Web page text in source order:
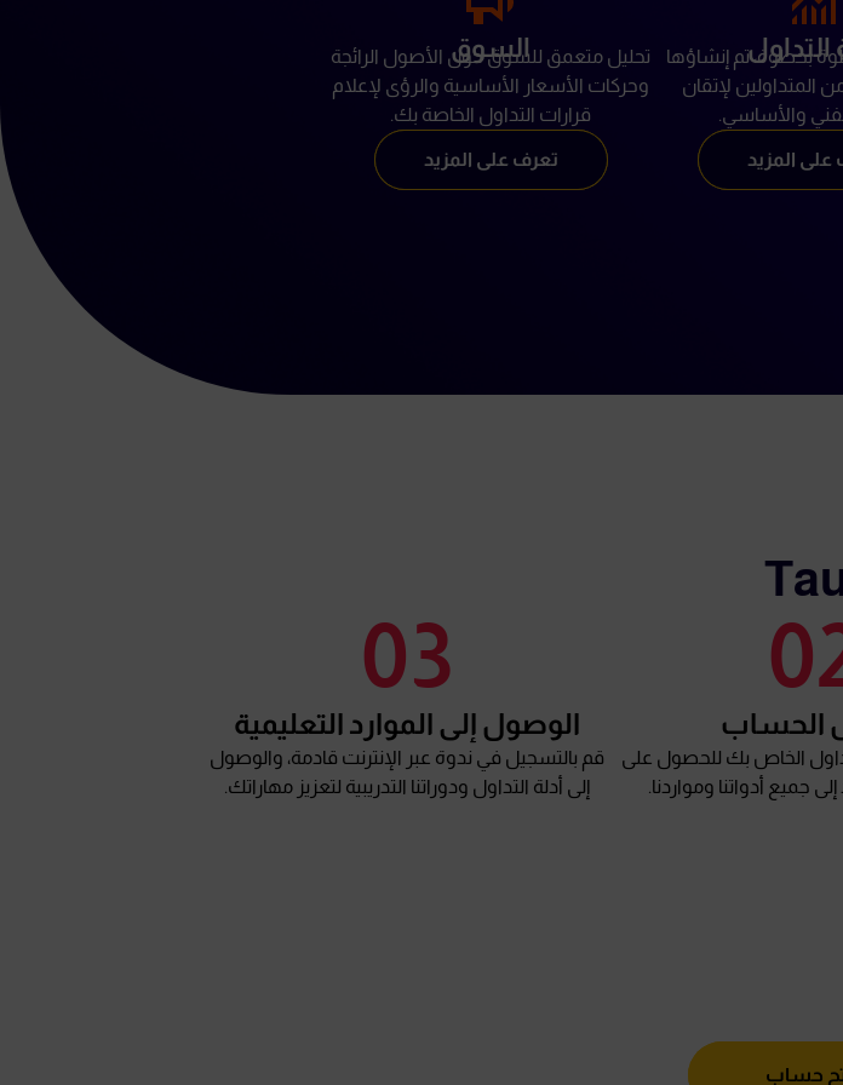
التداول
بخطوة، تم إنشاؤها
لإتقان
والأساسي.
على المزيد
السوق
تحليل متعمق للسوق حول الأصول الرائجة
وحركات الأسعار الأساسية والرؤى لإعلام
قرارات التداول الخاصة بك.
تعرف على المزيد
الحساب
الخاص بك للحصول على
جميع أدواتنا ومواردنا.
03
الوصول إلى الموارد التعليمية
قم بالتسجيل في ندوة عبر الإنترنت قادمة، والوصول
إلى أدلة التداول ودوراتنا التدريبية لتعزيز مهاراتك.
حساب